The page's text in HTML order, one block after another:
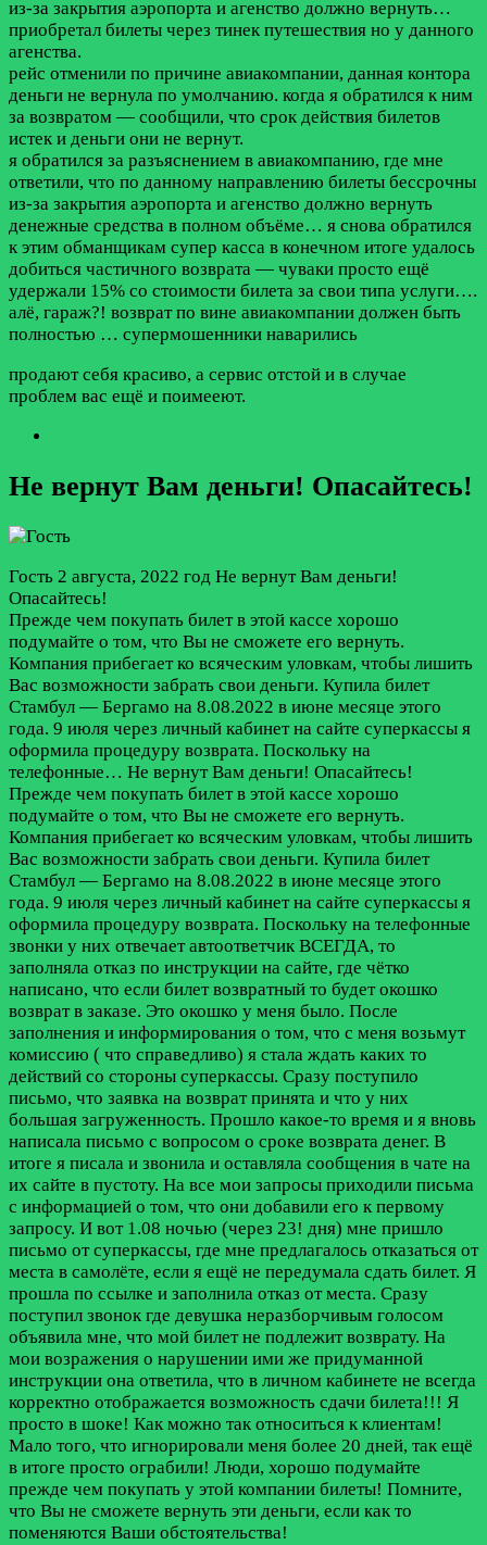
из-за закрытия аэропорта и агенство должно вернуть…
приобретал билеты через тинек путешествия но у данного
агенства.
рейс отменили по причине авиакомпании, данная контора
деньги не вернула по умолчанию. когда я обратился к ним
за возвратом — сообщили, что срок действия билетов
истек и деньги они не вернут.
я обратился за разъяснением в авиакомпанию, где мне
ответили, что по данному направлению билеты бессрочны
из-за закрытия аэропорта и агенство должно вернуть
денежные средства в полном объёме… я снова обратился
к этим обманщикам супер касса в конечном итоге удалось
добиться частичного возврата — чуваки просто ещё
удержали 15% со стоимости билета за свои типа услуги….
алё, гараж?! возврат по вине авиакомпании должен быть
полностью … супермошенники наварились
продают себя красиво, а сервис отстой и в случае
проблем вас ещё и поимееют.
Не вернут Вам деньги! Опасайтесь!
Гость 2 августа, 2022 год Не вернут Вам деньги!
Опасайтесь!
Прежде чем покупать билет в этой кассе хорошо
подумайте о том, что Вы не сможете его вернуть.
Компания прибегает ко всяческим уловкам, чтобы лишить
Вас возможности забрать свои деньги. Купила билет
Стамбул — Бергамо на 8.08.2022 в июне месяце этого
года. 9 июля через личный кабинет на сайте суперкассы я
оформила процедуру возврата. Поскольку на
телефонные… Не вернут Вам деньги! Опасайтесь!
Прежде чем покупать билет в этой кассе хорошо
подумайте о том, что Вы не сможете его вернуть.
Компания прибегает ко всяческим уловкам, чтобы лишить
Вас возможности забрать свои деньги. Купила билет
Стамбул — Бергамо на 8.08.2022 в июне месяце этого
года. 9 июля через личный кабинет на сайте суперкассы я
оформила процедуру возврата. Поскольку на телефонные
звонки у них отвечает автоответчик ВСЕГДА, то
заполняла отказ по инструкции на сайте, где чётко
написано, что если билет возвратный то будет окошко
возврат в заказе. Это окошко у меня было. После
заполнения и информирования о том, что с меня возьмут
комиссию ( что справедливо) я стала ждать каких то
действий со стороны суперкассы. Сразу поступило
письмо, что заявка на возврат принята и что у них
большая загруженность. Прошло какое-то время и я вновь
написала письмо с вопросом о сроке возврата денег. В
итоге я писала и звонила и оставляла сообщения в чате на
их сайте в пустоту. На все мои запросы приходили письма
с информацией о том, что они добавили его к первому
запросу. И вот 1.08 ночью (через 23! дня) мне пришло
письмо от суперкассы, где мне предлагалось отказаться от
места в самолёте, если я ещё не передумала сдать билет. Я
прошла по ссылке и заполнила отказ от места. Сразу
поступил звонок где девушка неразборчивым голосом
объявила мне, что мой билет не подлежит возврату. На
мои возражения о нарушении ими же придуманной
инструкции она ответила, что в личном кабинете не всегда
корректно отображается возможность сдачи билета!!! Я
просто в шоке! Как можно так относиться к клиентам!
Мало того, что игнорировали меня более 20 дней, так ещё
в итоге просто ограбили! Люди, хорошо подумайте
прежде чем покупать у этой компании билеты! Помните,
что Вы не сможете вернуть эти деньги, если как то
поменяются Ваши обстоятельства!